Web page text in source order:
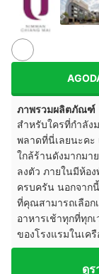
ภาพรวมผลิตภัณฑ์
สำหรับใครที่กำลั
พลาดที่นี่เลยนะคะ
ใกล้ร้านดังมากมา
ลงตัว ภายในมีห้อ
ครบครัน นอกจาก
ที่คุณสามารถเลือก
อาหารเช้าทุกที่ทุก
ของโรงแรมในเค
ดูร